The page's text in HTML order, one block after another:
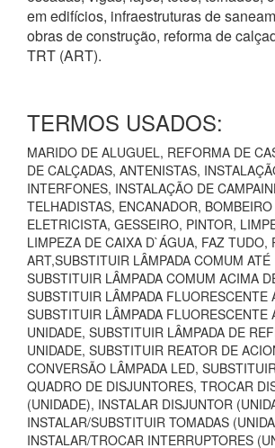
em edifícios, infraestruturas de
obras de construção, reforma de
TRT (ART).
TERMOS USADOS:
MARIDO DE ALUGUEL, REFORMA DE
DE CALÇADAS, ANTENISTAS,
INTERFONES, INSTALAÇÃO DE
TELHADISTAS, ENCANADOR,
ELETRICISTA, GESSEIRO, PINTOR,
LIMPEZA DE CAIXA D`ÁGUA, FAZ TUDO,
ART,SUBSTITUIR LÂMPADA COMUM ATÉ
SUBSTITUIR LÂMPADA COMUM ACIMA
SUBSTITUIR LÂMPADA FLUORESCENTE
SUBSTITUIR LÂMPADA FLUORESCENTE
UNIDADE, SUBSTITUIR LÂMPADA DE
UNIDADE, SUBSTITUIR REATOR DE
CONVERSÃO LÂMPADA LED,
QUADRO DE DISJUNTORES, TROCAR
(UNIDADE), INSTALAR DISJUNTOR
INSTALAR/SUBSTITUIR TOMADAS
INSTALAR/TROCAR INTERRUPTORES